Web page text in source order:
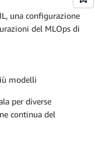
una configurazione
del MLOps di
modelli
per diverse
continua del